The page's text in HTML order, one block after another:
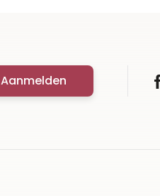
Aanmelden